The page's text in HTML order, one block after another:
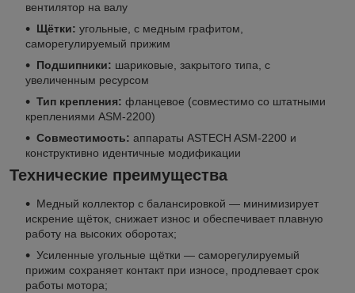
вентилятор на валу
Щётки: угольные, с медным графитом,
саморегулируемый прижим
Подшипники: шариковые, закрытого типа, с
увеличенным ресурсом
Тип крепления: фланцевое (совместимо со штатными
креплениями ASM-2200)
Совместимость: аппараты ASTECH ASM-2200 и
конструктивно идентичные модификации
Технические преимущества
Медный коллектор с балансировкой — минимизирует
искрение щёток, снижает износ и обеспечивает плавную
работу на высоких оборотах;
Усиленные угольные щётки — саморегулируемый
прижим сохраняет контакт при износе, продлевает срок
работы мотора;